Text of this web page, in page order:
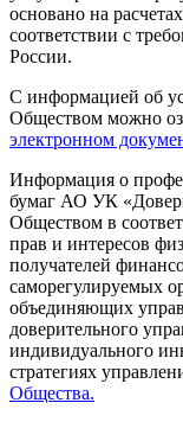
основано на
соответствии с
России.
С информацией об
Обществом можно
электронном
Информация о
бумаг АО УК
Обществом в
прав и интересов
получателей
саморегулируемых
объединяющих
доверительного
индивидуального
стратегиях
Общества.